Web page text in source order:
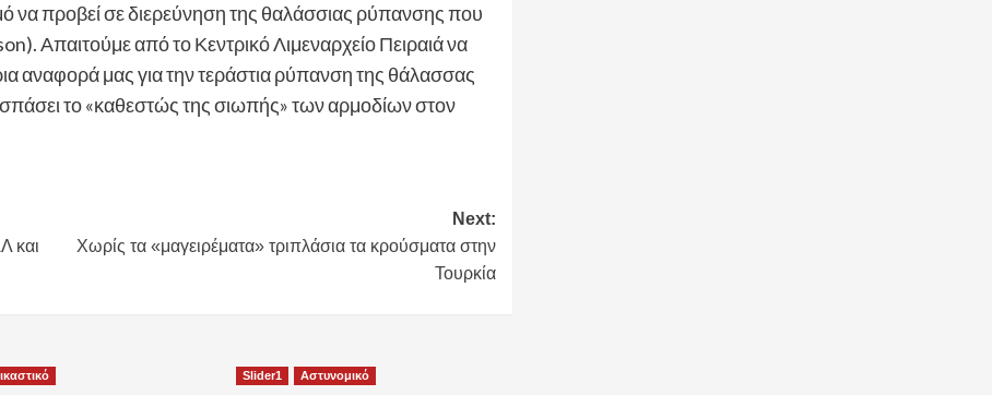
να προβεί σε διερεύνηση της θαλάσσιας ρύπανσης που
Απαιτούμε από το Κεντρικό Λιμεναρχείο Πειραιά να
αναφορά μας για την τεράστια ρύπανση της θάλασσας
το «καθεστώς της σιωπής» των αρμοδίων στον
και
Next:
Χωρίς τα «μαγειρέματα» τριπλάσια τα κρούσματα στην
Τουρκία
Slider1 Αστυνομικό